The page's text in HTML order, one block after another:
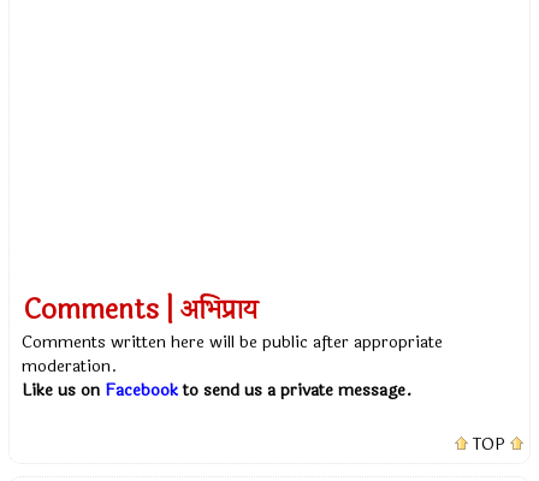
Comments | अभिप्राय
Comments written here will be public after appropriate
moderation.
Like us on Facebookto send us a private message.
TOP